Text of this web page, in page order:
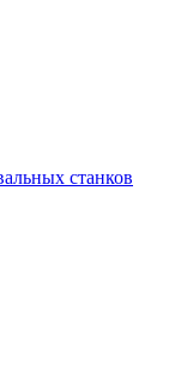
станков